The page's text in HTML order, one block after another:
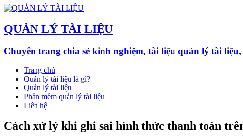
QUẢN LÝ TÀI LIỆU
Chuyên trang chia sẻ kinh nghiệm, tài liệu quản lý tài
Trang chủ
Quản lý tài liệu là gì?
Quản lý tài liệu
Phần mềm quản lý tài liệu
Liên hệ
Cách xử lý khi ghi sai hình thức thanh toán